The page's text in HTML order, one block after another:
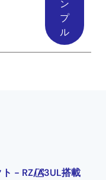
ン
プ
ル
ト - RZ/A3UL搭載